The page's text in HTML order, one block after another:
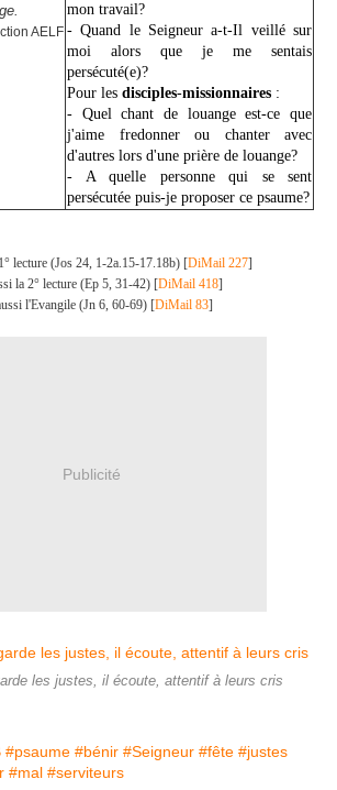
AELF
mon travail?
- Quand le Seigneur a-t-Il veillé sur
moi alors que je me sentais
persécuté(e)?
Pour les disciples-missionnaires :
- Quel chant de louange est-ce que
j'aime fredonner ou chanter avec
d'autres lors d'une prière de louange?
- A quelle personne qui se sent
persécutée puis-je proposer ce psaume?
lecture (Jos 24, 1-2a.15-17.18b) [DiMail 227]
la 2° lecture (Ep 5, 31-42) [DiMail 418]
l'Evangile (Jn 6, 60-69) [DiMail 83]
Publicité
les justes, il écoute, attentif à leurs cris
#psaume #bénir #Seigneur #fête #justes
#mal #serviteurs